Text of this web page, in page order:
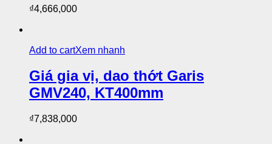
₫4,666,000
Add to cartXem nhanh
Giá gia vị, dao thớt Garis
GMV240, KT400mm
₫7,838,000